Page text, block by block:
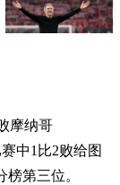
摩纳哥
中1比2败给图
榜第三位。